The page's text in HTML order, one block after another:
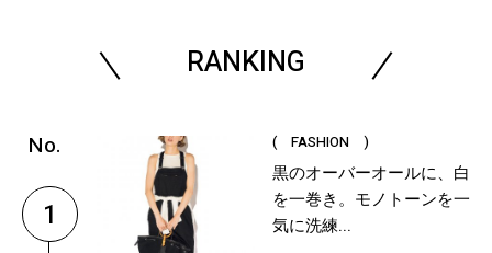
RANKING
1
( FASHION )
黒のオーバーオールに、白
を一巻き。モノトーンを一
気に洗練...